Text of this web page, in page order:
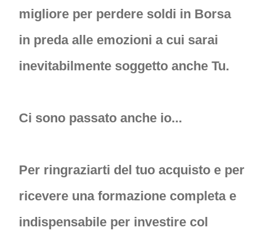
migliore per perdere soldi in Borsa
in preda alle emozioni a cui sarai
inevitabilmente soggetto anche Tu.
Ci sono passato anche io...
Per ringraziarti del tuo acquisto e per
ricevere una formazione completa e
indispensabile per investire col